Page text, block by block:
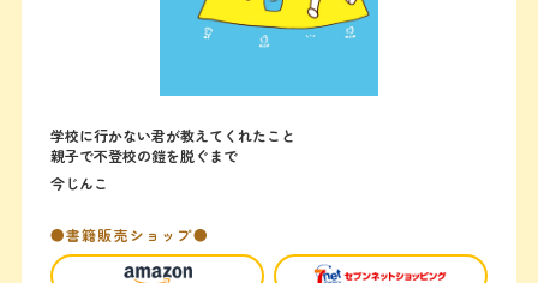
学校に行かない君が教えてくれたこと
親子で不登校の鎧を脱ぐまで
今じんこ
●書籍販売ショップ●